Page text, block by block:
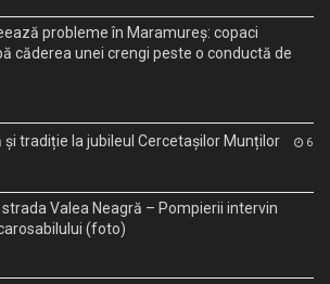
probleme în Maramureș: copaci
căderea unei crengi peste o conductă de
tradiție la jubileul Cercetașilor Munților 6
Valea Neagră – Pompierii intervin
(foto)